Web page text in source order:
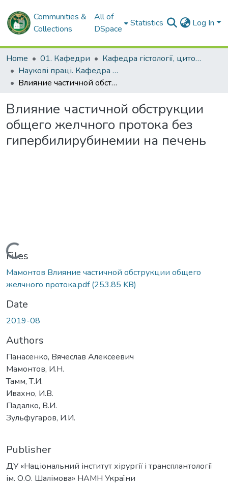
Communities &
Collections
All of
DSpace
Statistics Log In
Home 01. Кафедри
Кафедра гістології, цитології та ембріології
Наукові праці. Кафедра гістології, цитології та ембріології
Влияние частичной обструкции общего желчного протока без гипербилирубинемии на печень
Влияние частичной обструкции
общего желчного протока без
гипербилирубинемии на печень
Loading...
Files
Мамонтов Влияние частичной обструкции общего
желчного протока.pdf(253.85 KB)
Date
2019-08
Authors
Панасенко, Вячеслав Алексеевич
Мамонтов, И.Н.
Тамм, Т.И.
Ивахно, И.В.
Падалко, В.И.
Зульфугаров, И.И.
Publisher
ДУ «Національний інститут хірургії і трансплантології
ім. О.О. Шалімова» НАМН України